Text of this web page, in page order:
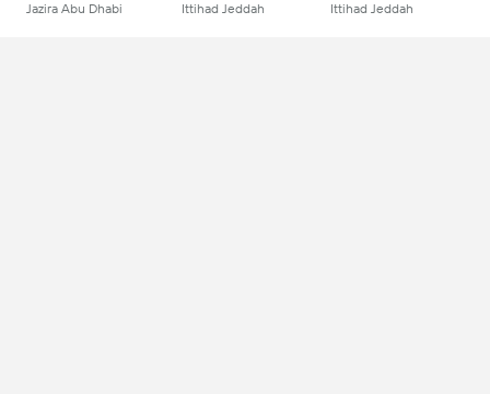
Jazira Abu Dhabi Ittihad Jeddah Ittihad Jeddah